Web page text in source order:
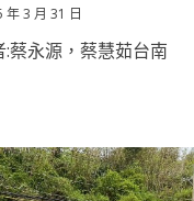
年 3 月 31 日
:蔡永源，蔡慧茹台南